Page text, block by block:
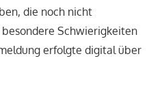
die noch nicht
Schwierigkeiten
erfolgte digital über